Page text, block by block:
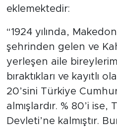
eklemektedir:
“1924 yılında,
şehrinden gelen ve
yerleşen aile
bıraktıkları ve kayıtlı
20’sini Türkiye
almışlardır. % 80’i
Devleti’ne kalmıştır.